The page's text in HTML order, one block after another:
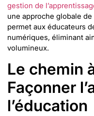
gestion de
une approche globale
permet aux éducateurs
numériques, éliminant
volumineux.
Le chemin
Façonner
l’éducation